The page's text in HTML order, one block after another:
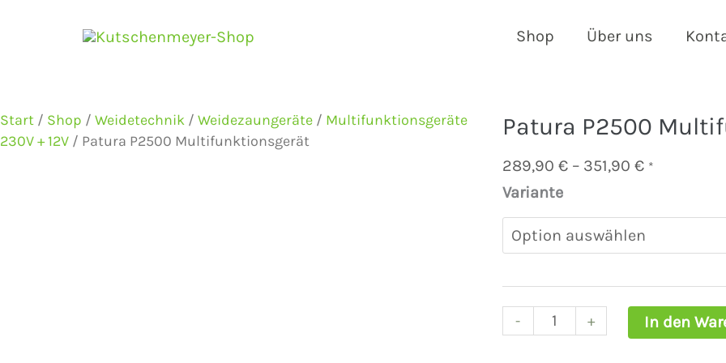
Shop Über uns
Start / Shop / Weidetechnik / Weidezaungeräte / Multifunktionsgeräte
230V + 12V / Patura P2500 Multifunktionsgerät Patura P2500
289,90 € – 351,90 €
351,90 €
*
Variante
-
Patura
P2500
Multifunktionsgerät
+ In den